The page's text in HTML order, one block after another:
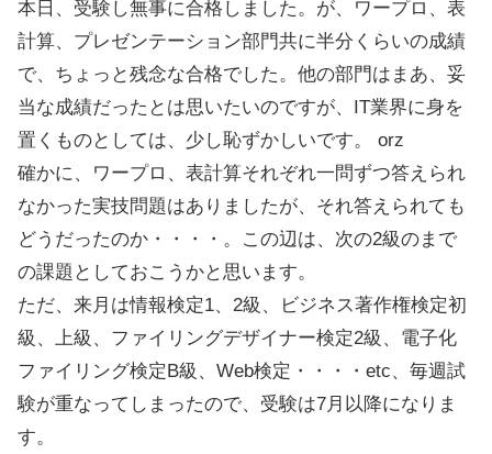
本日、受験し無事に合格しました。が、ワープロ、表
計算、プレゼンテーション部門共に半分くらいの成績
で、ちょっと残念な合格でした。他の部門はまあ、妥
当な成績だったとは思いたいのですが、IT業界に身を
置くものとしては、少し恥ずかしいです。 orz
確かに、ワープロ、表計算それぞれ一問ずつ答えられ
なかった実技問題はありましたが、それ答えられても
どうだったのか・・・・。この辺は、次の2級のまで
の課題としておこうかと思います。
ただ、来月は情報検定1、2級、ビジネス著作権検定初
級、上級、ファイリングデザイナー検定2級、電子化
ファイリング検定B級、Web検定・・・・etc、毎週試
験が重なってしまったので、受験は7月以降になりま
す。